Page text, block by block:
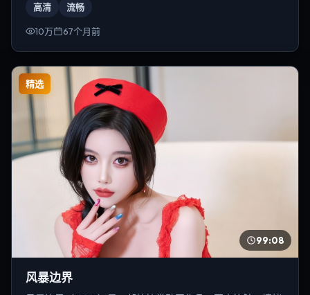
高清 流畅
10万 67个月前
精选
99:08
风暴边界